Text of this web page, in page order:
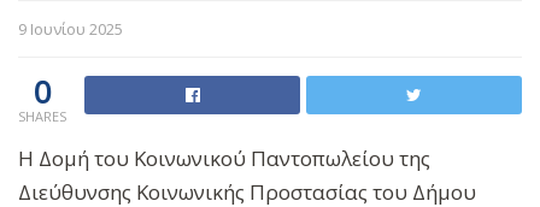
9 Ιουνίου 2025
0
SHARES
Η Δομή του Κοινωνικού Παντοπωλείου της
Διεύθυνσης Κοινωνικής Προστασίας του Δήμου